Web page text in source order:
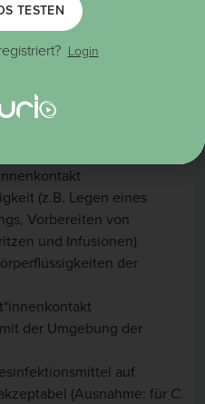
und der Gabe
(z.B. Legen eines
Vorbereiten von
und Infusionen)
der
der Umgebung der
auf
(Ausnahme: für C.
TESTEN
Login